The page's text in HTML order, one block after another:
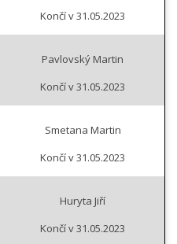
Končí v 31.05.2023
Pavlovský Martin
Končí v 31.05.2023
Smetana Martin
Končí v 31.05.2023
Huryta Jiří
Končí v 31.05.2023